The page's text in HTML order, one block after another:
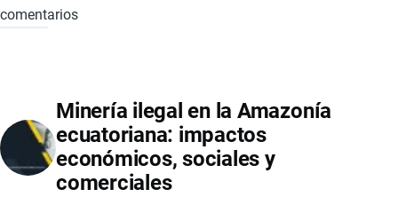
TOQUE
ECUADOR:
IMPLICACIONES
Y
EFECTOS
comentarios
Minería ilegal en la Amazonía
ecuatoriana: impactos
económicos, sociales y
comerciales